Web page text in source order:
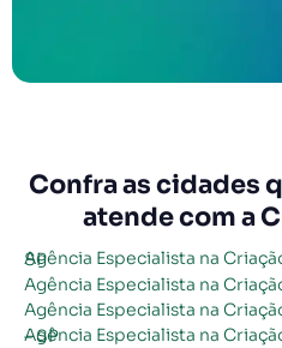
Confra as cidades
atende com a
Agência Especialista na Criação de Site em Adamantina – SP
Agência Especialista na
Agência Especialista na
Agência Especialista na Criação de Site em Águas da Prata – SP